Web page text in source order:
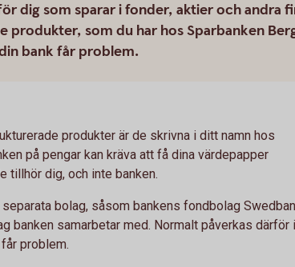
dig som sparar i fonder, aktier och andra
produkter, som du har hos Sparbanken
bank får problem.
produkter är de skrivna i ditt namn hos
på pengar kan kräva att få dina värdepapper
tillhör dig, och inte banken.
bolag, såsom bankens fondbolag
banken samarbetar med. Normalt påverkas därför
problem.